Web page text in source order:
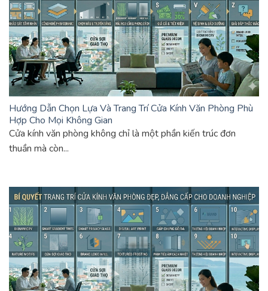
Hướng Dẫn Chọn Lựa Và Trang Trí Cửa Kính Văn Phòng Phù
Hợp Cho Mọi Không Gian
Cửa kính văn phòng không chỉ là một phần kiến trúc đơn
thuần mà còn...